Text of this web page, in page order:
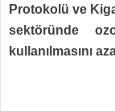
Protokolü ve
sektöründe
kullanılmasını